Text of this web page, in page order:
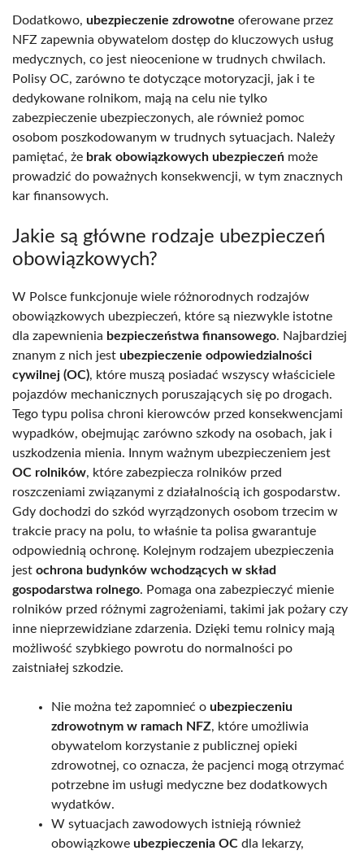
Dodatkowo, ubezpieczenie zdrowotne oferowane przez
NFZ zapewnia obywatelom dostęp do kluczowych usług
medycznych, co jest nieocenione w trudnych chwilach.
Polisy OC, zarówno te dotyczące motoryzacji, jak i te
dedykowane rolnikom, mają na celu nie tylko
zabezpieczenie ubezpieczonych, ale również pomoc
osobom poszkodowanym w trudnych sytuacjach. Należy
pamiętać, że brak obowiązkowych ubezpieczeń może
prowadzić do poważnych konsekwencji, w tym znacznych
kar finansowych.
Jakie są główne rodzaje ubezpieczeń
obowiązkowych?
W Polsce funkcjonuje wiele różnorodnych rodzajów
obowiązkowych ubezpieczeń, które są niezwykle istotne
dla zapewnienia bezpieczeństwa finansowego. Najbardziej
znanym z nich jest ubezpieczenie odpowiedzialności
cywilnej (OC), które muszą posiadać wszyscy właściciele
pojazdów mechanicznych poruszających się po drogach.
Tego typu polisa chroni kierowców przed konsekwencjami
wypadków, obejmując zarówno szkody na osobach, jak i
uszkodzenia mienia. Innym ważnym ubezpieczeniem jest
OC rolników, które zabezpiecza rolników przed
roszczeniami związanymi z działalnością ich gospodarstw.
Gdy dochodzi do szkód wyrządzonych osobom trzecim w
trakcie pracy na polu, to właśnie ta polisa gwarantuje
odpowiednią ochronę. Kolejnym rodzajem ubezpieczenia
jest ochrona budynków wchodzących w skład
gospodarstwa rolnego. Pomaga ona zabezpieczyć mienie
rolników przed różnymi zagrożeniami, takimi jak pożary czy
inne nieprzewidziane zdarzenia. Dzięki temu rolnicy mają
możliwość szybkiego powrotu do normalności po
zaistniałej szkodzie.
Nie można też zapomnieć o ubezpieczeniu
zdrowotnym w ramach NFZ, które umożliwia
obywatelom korzystanie z publicznej opieki
zdrowotnej, co oznacza, że pacjenci mogą otrzymać
potrzebne im usługi medyczne bez dodatkowych
wydatków.
W sytuacjach zawodowych istnieją również
obowiązkowe ubezpieczenia OC dla lekarzy,